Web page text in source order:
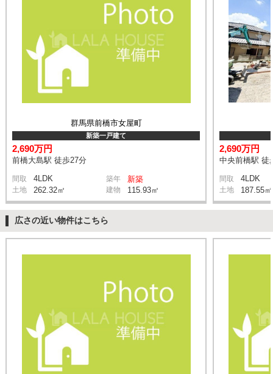
群馬県前橋市女屋町
新築一戸建て
2,690万円
前橋大島駅 徒歩27分
間取 4LDK 築年 新築
土地 262.32㎡ 建物 115.93㎡
2,690万円
中央前橋駅 徒
間取 4LDK
土地 187.55㎡
広さの近い物件はこちら